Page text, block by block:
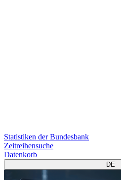
Statistiken der Bundesbank
Zeitreihensuche
Datenkorb
DE